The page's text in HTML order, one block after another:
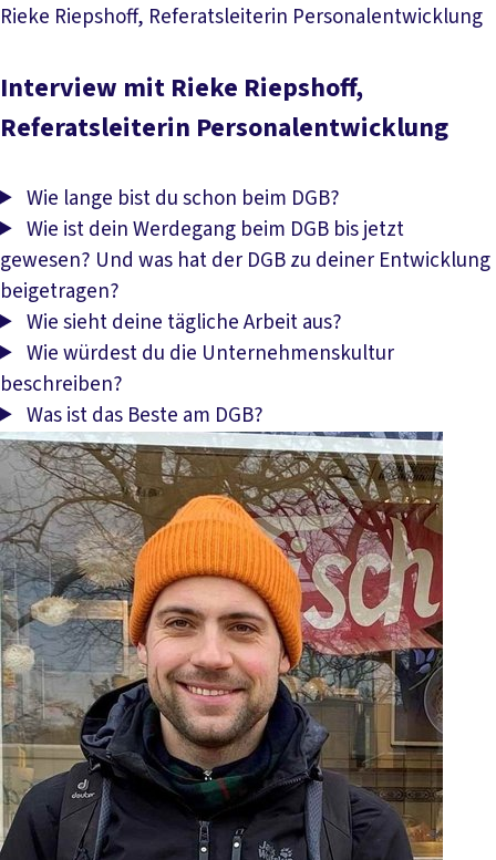
Rieke Riepshoff, Referatsleiterin Personalentwicklung
Interview mit Rieke Riepshoff,
Referatsleiterin Personalentwicklung
Wie lange bist du schon beim DGB?
Wie ist dein Werdegang beim DGB bis jetzt
gewesen? Und was hat der DGB zu deiner Entwicklung
beigetragen?
Wie sieht deine tägliche Arbeit aus?
Wie würdest du die Unternehmenskultur
beschreiben?
Was ist das Beste am DGB?